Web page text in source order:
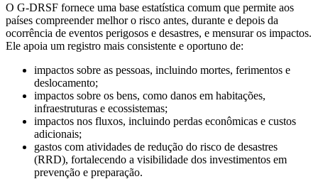
O G-DRSF fornece uma base estatística comum que permite aos
países compreender melhor o risco antes, durante e depois da
ocorrência de eventos perigosos e desastres, e mensurar os impactos.
Ele apoia um registro mais consistente e oportuno de:
impactos sobre as pessoas, incluindo mortes, ferimentos e
deslocamento;
impactos sobre os bens, como danos em habitações,
infraestruturas e ecossistemas;
impactos nos fluxos, incluindo perdas econômicas e custos
adicionais;
gastos com atividades de redução do risco de desastres
(RRD), fortalecendo a visibilidade dos investimentos em
prevenção e preparação.